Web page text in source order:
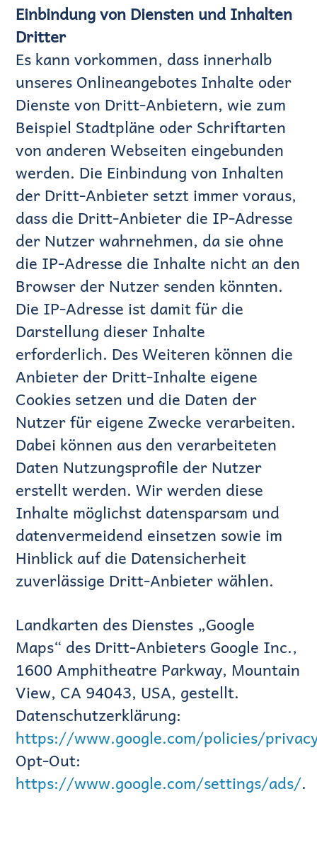
Einbindung von Diensten und Inhalten
Dritter
Es kann vorkommen, dass innerhalb
unseres Onlineangebotes Inhalte oder
Dienste von Dritt-Anbietern, wie zum
Beispiel Stadtpläne oder Schriftarten
von anderen Webseiten eingebunden
werden. Die Einbindung von Inhalten
der Dritt-Anbieter setzt immer voraus,
dass die Dritt-Anbieter die IP-Adresse
der Nutzer wahrnehmen, da sie ohne
die IP-Adresse die Inhalte nicht an den
Browser der Nutzer senden könnten.
Die IP-Adresse ist damit für die
Darstellung dieser Inhalte
erforderlich. Des Weiteren können die
Anbieter der Dritt-Inhalte eigene
Cookies setzen und die Daten der
Nutzer für eigene Zwecke verarbeiten.
Dabei können aus den verarbeiteten
Daten Nutzungsprofile der Nutzer
erstellt werden. Wir werden diese
Inhalte möglichst datensparsam und
datenvermeidend einsetzen sowie im
Hinblick auf die Datensicherheit
zuverlässige Dritt-Anbieter wählen.
Landkarten des Dienstes „Google
Maps“ des Dritt-Anbieters Google Inc.,
1600 Amphitheatre Parkway, Mountain
View, CA 94043, USA, gestellt.
Datenschutzerklärung:
https://www.google.com/policies/
Opt-Out:
https://www.google.com/settings/ads/.